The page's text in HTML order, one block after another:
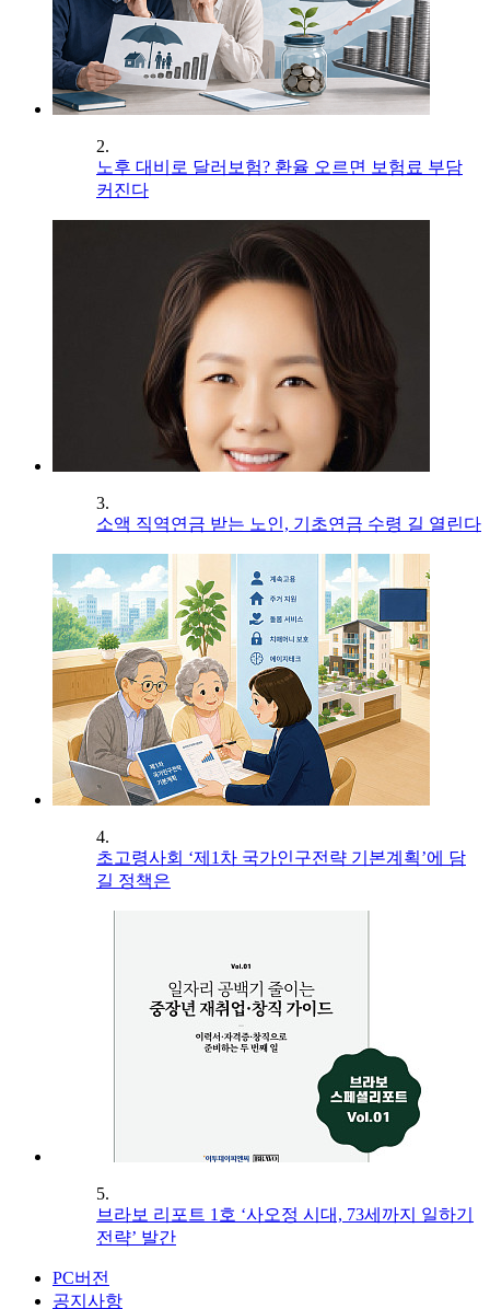
2.
노후 대비로 달러보험? 환율 오르면 보험료 부담
커진다
3.
소액 직역연금 받는 노인, 기초연금 수령 길 열린다
4.
초고령사회 ‘제1차 국가인구전략 기본계획’에 담
길 정책은
5.
브라보 리포트 1호 ‘사오정 시대, 73세까지 일하기
전략’ 발간
PC버전
공지사항